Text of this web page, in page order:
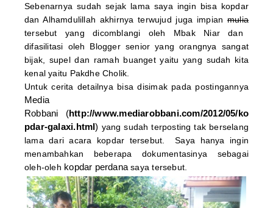
Sebenarnya sudah sejak lama saya ingin bisa kopdar
dan Alhamdulillah akhirnya terwujud juga impian mulia
tersebut yang dicomblangi oleh Mbak Niar dan
difasilitasi oleh Blogger senior yang orangnya sangat
bijak, supel dan ramah buanget yaitu yang sudah kita
kenal yaitu Pakdhe Cholik.
Untuk cerita detailnya bisa disimak pada postingannya
Media
Robbani (http://www.mediarobbani.com/2012/05/ko
pdar-galaxi.html) yang sudah terposting tak berselang
lama dari acara kopdar tersebut.Saya hanya ingin
menambahkan beberapa dokumentasinya sebagai
oleh-oleh kopdar perdana saya tersebut.